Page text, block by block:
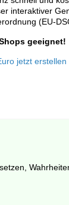
interaktiver
(EU-
geeignet!
jetzt erstellen